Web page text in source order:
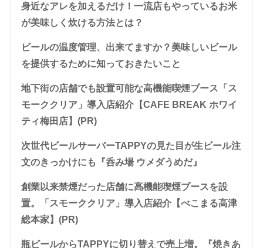
身近なアレを加えるだけ！一流店もやっているお米
が美味しく炊ける方法とは？
ビールの温度管理、出来てますか？美味しいビール
を提供するために知っておきたいこと
地下街の店舗でも設置可能な高機能喫煙ブース「ス
モーククリア」導入店紹介【CAFE BREAK ホワイ
ティ梅田店】(PR)
次世代ビールサーバーTAPPYの見た目が生ビール注
文のきっかけにも『呑み場 ウメダうめだ』
創業以来禁煙だった店舗に高機能喫煙ブースを設
置。「スモーククリア」導入店紹介【べこまる高津
総本家】(PR)
瓶ビールからTAPPYに切り替えで売上増。『焼きあ